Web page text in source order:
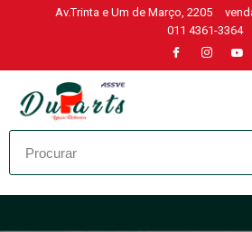
to
content
Av.Trinta e Um de Março, 2205
011 4361-3364